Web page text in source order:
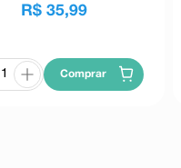
R$ 35,99
Comprar